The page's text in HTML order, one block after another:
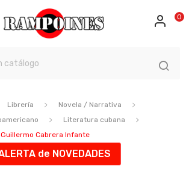
0
Librería
Novela / Narrativa
Literatura cubana
Guillermo Cabrera Infante
de NOVEDADES